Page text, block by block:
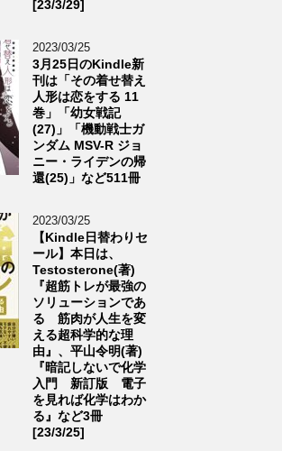
[23/3/29]
2023/03/25
3月25日のKindle新
刊は「その着せ替え
人形は恋をする 11
巻」「幼女戦記
(27)」「機動戦士ガ
ンダム MSV-R ジョ
ニー・ライデンの帰
還(25)」など511冊
2023/03/25
【Kindle日替わりセ
ール】本日は、
Testosterone(著)
『超筋トレが最強の
ソリューションであ
る 筋肉が人生を変
える超科学的な理
由』、平山令明(著)
『暗記しないで化学
入門 新訂版 電子
を見れば化学はわか
る』など3冊
[23/3/25]